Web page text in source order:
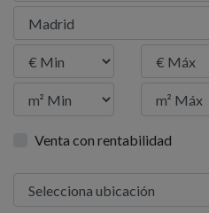
Venta con rentabilidad